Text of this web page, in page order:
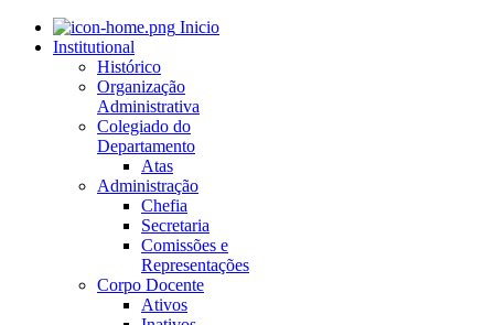
Inicio
Institutional
Histórico
Organização
Administrativa
Colegiado do
Departamento
Atas
Administração
Chefia
Secretaria
Comissões e
Representações
Corpo Docente
Ativos